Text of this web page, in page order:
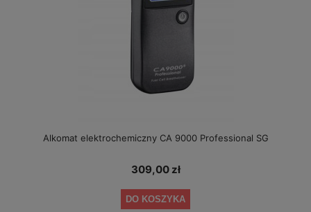
Alkomat elektrochemiczny CA 9000 Professional SG
309,00 zł
DO KOSZYKA